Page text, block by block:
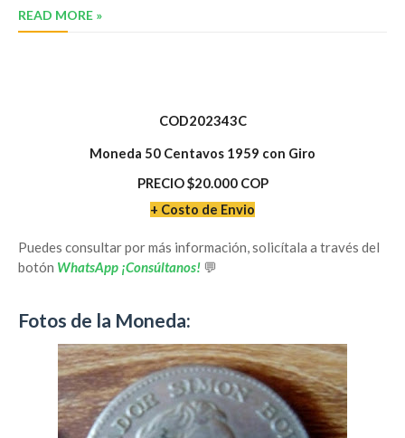
READ MORE »
COD202343C
Moneda 50 Centavos 1959 con Giro
PRECIO $20.000 COP
+ Costo de Envio
Puedes consultar por más información, solicítala a través del
botón WhatsApp ¡Consúltanos! 💬
Fotos de la Moneda: